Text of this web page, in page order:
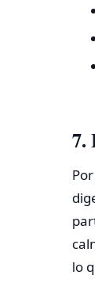
7.
lo